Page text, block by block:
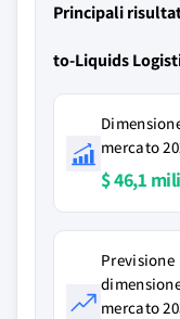
Principali
to-Liquids
mercato
$ 46,1
Previsione
mercato